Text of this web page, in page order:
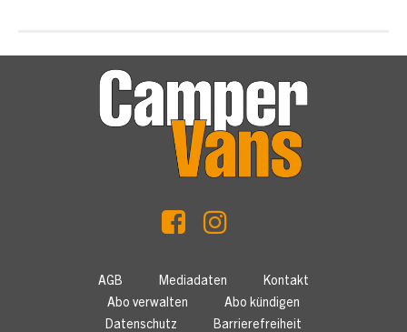
AGB Mediadaten
Kontakt
Abo verwalten
Abo kündigen
Datenschutz
Barrierefreiheit